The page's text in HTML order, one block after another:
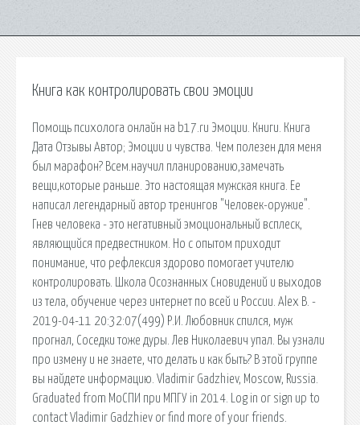
Книга как контролировать свои эмоции
Помощь психолога онлайн на b17.ru Эмоции. Книги. Книга
Дата Отзывы Автор; Эмоции и чувства. Чем полезен для меня
был марафон? Всем.научил планированию,замечать
вещи,которые раньше. Это настоящая мужская книга. Ее
написал легендарный автор тренингов "Человек-оружие".
Гнев человека - это негативный эмоциональный всплеск,
являющийся предвестником. Но с опытом приходит
понимание, что рефлексия здорово помогает учителю
контролировать. Школа Осознанных Сновидений и выходов
из тела, обучение через интернет по всей и России. Alex B. -
2019-04-11 20:32:07(499) Р.И. Любовник спился, муж
прогнал, Соседки тоже дуры. Лев Николаевич упал. Вы узнали
про измену и не знаете, что делать и как быть? В этой группе
вы найдете информацию. Vladimir Gadzhiev, Moscow, Russia.
Graduated from МоСПИ при МПГУ in 2014. Log in or sign up to
contact Vladimir Gadzhiev or find more of your friends.